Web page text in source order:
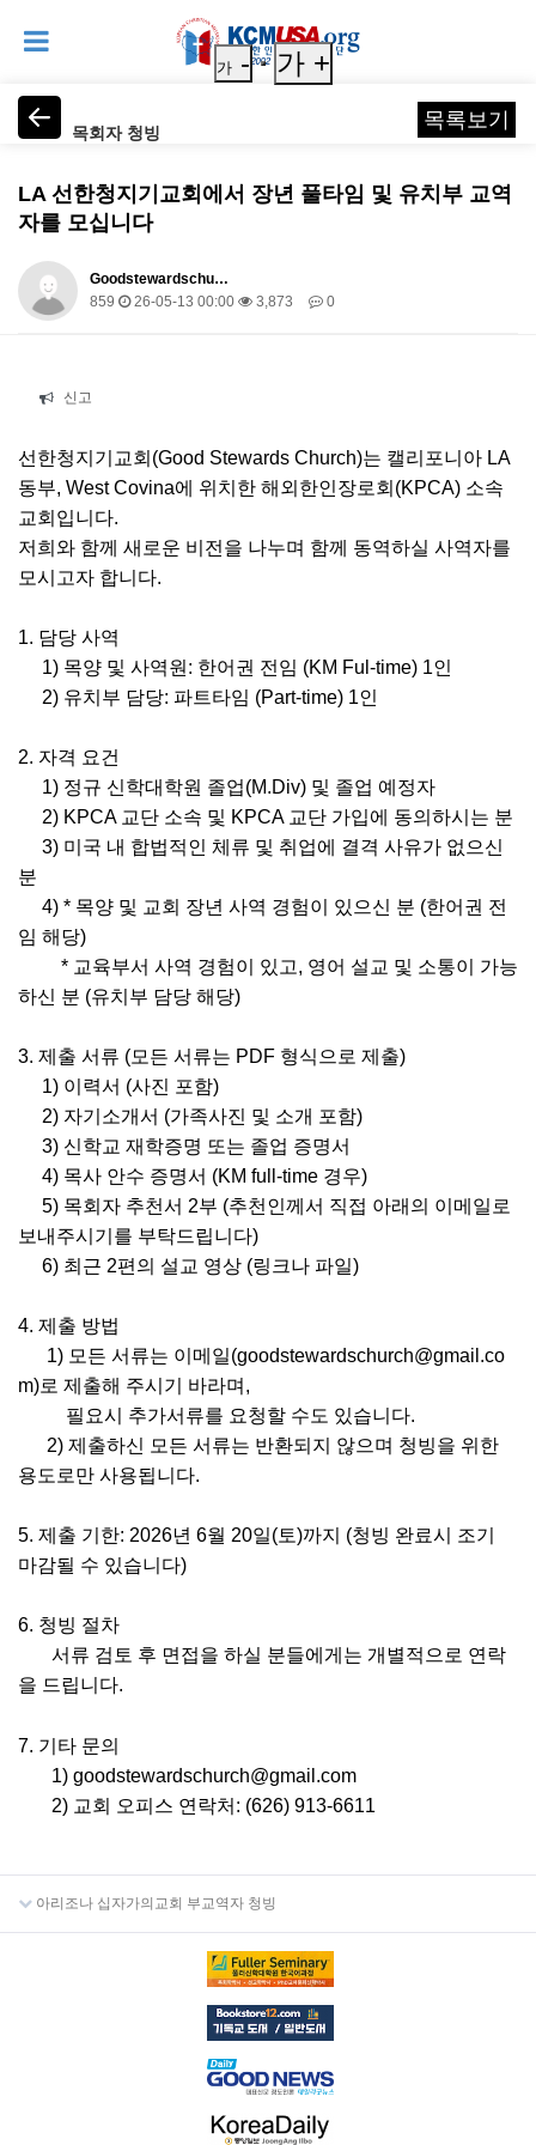
목회자 청빙
가 - 가 +
목록보기
LA 선한청지기교회에서 장년 풀타임 및 유치부 교역
자를 모십니다
Goodstewardschu…
859
26-05-13 00:00 3,873 0
신고
선한청지기교회(Good Stewards Church)는 캘리포니아 LA
동부, West Covina에 위치한 해외한인장로회(KPCA) 소속
교회입니다.
저희와 함께 새로운 비전을 나누며 함께 동역하실 사역자를
모시고자 합니다.
1. 담당 사역
1) 목양 및 사역원: 한어권 전임 (KM Ful-time) 1인
2) 유치부 담당: 파트타임 (Part-time) 1인
2. 자격 요건
1) 정규 신학대학원 졸업(M.Div) 및 졸업 예정자
2) KPCA 교단 소속 및 KPCA 교단 가입에 동의하시는 분
3) 미국 내 합법적인 체류 및 취업에 결격 사유가 없으신
분
4) * 목양 및 교회 장년 사역 경험이 있으신 분 (한어권 전
임 해당)
* 교육부서 사역 경험이 있고, 영어 설교 및 소통이 가능
하신 분 (유치부 담당 해당)
3. 제출 서류 (모든 서류는 PDF 형식으로 제출)
1) 이력서 (사진 포함)
2) 자기소개서 (가족사진 및 소개 포함)
3) 신학교 재학증명 또는 졸업 증명서
4) 목사 안수 증명서 (KM full-time 경우)
5) 목회자 추천서 2부 (추천인께서 직접 아래의 이메일로
보내주시기를 부탁드립니다)
6) 최근 2편의 설교 영상 (링크나 파일)
4. 제출 방법
1) 모든 서류는 이메일(goodstewardschurch@gmail.co
m)로 제출해 주시기 바라며,
필요시 추가서류를 요청할 수도 있습니다.
2) 제출하신 모든 서류는 반환되지 않으며 청빙을 위한
용도로만 사용됩니다.
5. 제출 기한: 2026년 6월 20일(토)까지 (청빙 완료시 조기
마감될 수 있습니다)
6. 청빙 절차
서류 검토 후 면접을 하실 분들에게는 개별적으로 연락
을 드립니다.
7. 기타 문의
1) goodstewardschurch@gmail.com
2) 교회 오피스 연락처: (626) 913-6611
아리조나 십자가의교회 부교역자 청빙